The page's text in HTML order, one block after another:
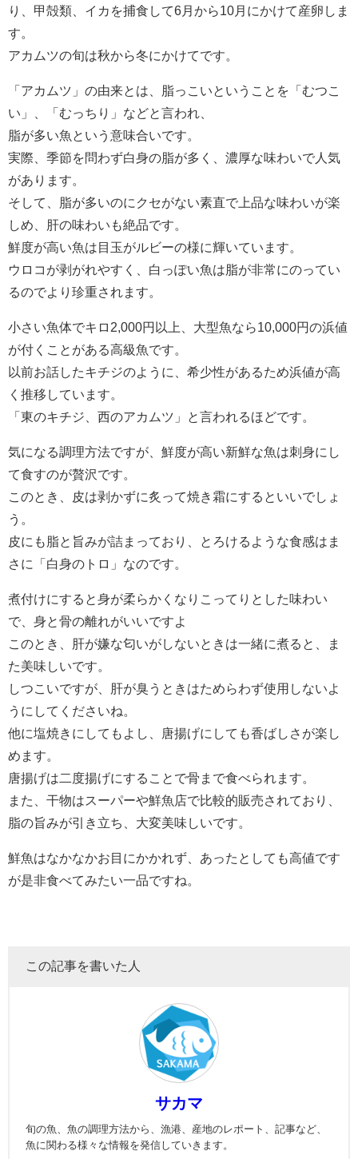
り、甲殻類、イカを捕食して6月から10月にかけて産卵しま
す。
アカムツの旬は秋から冬にかけてです。
「アカムツ」の由来とは、脂っこいということを「むつこ
い」、「むっちり」などと言われ、
脂が多い魚という意味合いです。
実際、季節を問わず白身の脂が多く、濃厚な味わいで人気
があります。
そして、脂が多いのにクセがない素直で上品な味わいが楽
しめ、肝の味わいも絶品です。
鮮度が高い魚は目玉がルビーの様に輝いています。
ウロコが剥がれやすく、白っぽい魚は脂が非常にのってい
るのでより珍重されます。
小さい魚体でキロ2,000円以上、大型魚なら10,000円の浜値
が付くことがある高級魚です。
以前お話したキチジのように、希少性があるため浜値が高
く推移しています。
「東のキチジ、西のアカムツ」と言われるほどです。
気になる調理方法ですが、鮮度が高い新鮮な魚は刺身にし
て食すのが贅沢です。
このとき、皮は剥かずに炙って焼き霜にするといいでしょ
う。
皮にも脂と旨みが詰まっており、とろけるような食感はま
さに「白身のトロ」なのです。
煮付けにすると身が柔らかくなりこってりとした味わい
で、身と骨の離れがいいですよ
このとき、肝が嫌な匂いがしないときは一緒に煮ると、ま
た美味しいです。
しつこいですが、肝が臭うときはためらわず使用しないよ
うにしてくださいね。
他に塩焼きにしてもよし、唐揚げにしても香ばしさが楽し
めます。
唐揚げは二度揚げにすることで骨まで食べられます。
また、干物はスーパーや鮮魚店で比較的販売されており、
脂の旨みが引き立ち、大変美味しいです。
鮮魚はなかなかお目にかかれず、あったとしても高値です
が是非食べてみたい一品ですね。
この記事を書いた人
サカマ
旬の魚、魚の調理方法から、漁港、産地のレポート、記事など、
魚に関わる様々な情報を発信していきます。